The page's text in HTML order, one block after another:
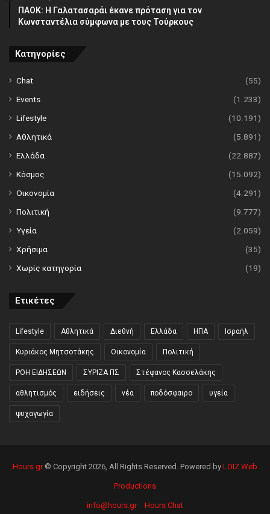
ΠΑΟΚ: Η Γαλατασαράι έκανε πρόταση για τον
Κωνσταντέλια σύμφωνα με τους Τούρκους
Κατηγορίες
Chat
(55)
Events
(1.233)
Lifestyle
(10.191)
Αθλητικά
(5.891)
Ελλάδα
(22.887)
Κόσμος
(15.092)
Οικονομία
(4.291)
Πολιτική
(9.777)
Υγεία
(2.059)
Χρήσιμα
(35)
Χωρίς κατηγορία
(19)
Ετικέτες
Lifestyle Αθλητικά Διεθνή Ελλάδα ΗΠΑ Ισραήλ
Κυριάκος Μητσοτάκης Οικονομία Πολιτική
ΡΟΗ ΕΙΔΗΣΕΩΝ ΣΥΡΙΖΑ ΠΣ Στέφανος Κασσελάκης
αθλητισμός ειδήσεις νέα ποδόσφαιρο υγεία
ψυχαγωγία
Hours.gr© Copyright 2026, All Rights Reserved. Powered by LOIZ Web
Productions
info@hours.gr Hours Chat